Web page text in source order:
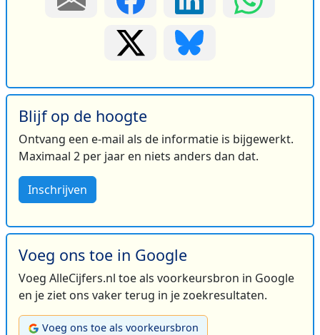
Blijf op de hoogte
Ontvang een e-mail als de informatie is bijgewerkt.
Maximaal 2 per jaar en niets anders dan dat.
Inschrijven
Voeg ons toe in Google
Voeg AlleCijfers.nl toe als voorkeursbron in Google
en je ziet ons vaker terug in je zoekresultaten.
Voeg ons toe als voorkeursbron